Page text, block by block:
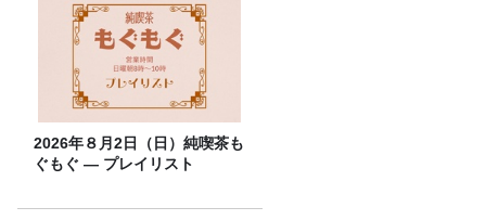
2026年８月2日（日）純喫茶も
ぐもぐ ― プレイリスト